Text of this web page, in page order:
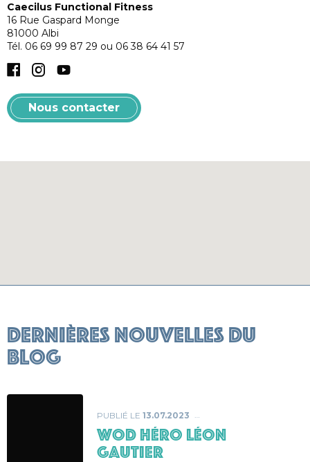
Caecilus Functional Fitness
16 Rue Gaspard Monge
81000 Albi
Tél. 06 69 99 87 29 ou 06 38 64 41 57
Nous contacter
Dernières nouvelles du
blog
PUBLIÉ LE 13.07.2023
WOD héro Léon
Gautier